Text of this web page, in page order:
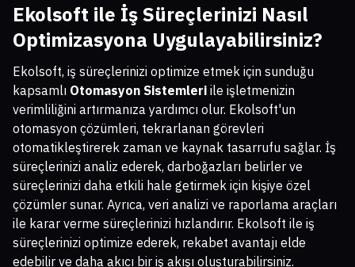
Ekolsoft ile İş Süreçlerinizi Nasıl
Optimizasyona Uygulayabilirsiniz?
Ekolsoft, iş süreçlerinizi optimize etmek için sunduğu
kapsamlı Otomasyon Sistemleri ile işletmenizin
verimliliğini artırmanıza yardımcı olur. Ekolsoft'un
otomasyon çözümleri, tekrarlanan görevleri
otomatikleştirerek zaman ve kaynak tasarrufu sağlar. İş
süreçlerinizi analiz ederek, darboğazları belirler ve
süreçlerinizi daha etkili hale getirmek için kişiye özel
çözümler sunar. Ayrıca, veri analizi ve raporlama araçları
ile karar verme süreçlerinizi hızlandırır. Ekolsoft ile iş
süreçlerinizi optimize ederek, rekabet avantajı elde
edebilir ve daha akıcı bir iş akışı oluşturabilirsiniz.